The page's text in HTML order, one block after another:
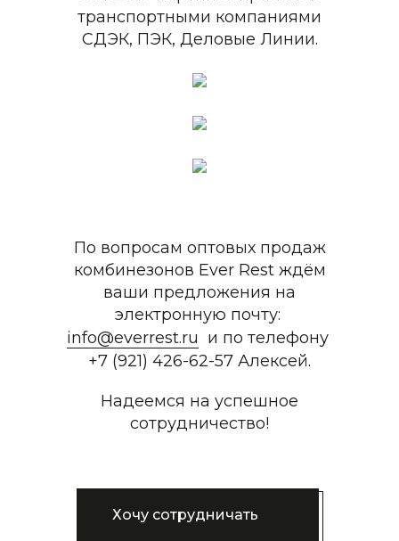
транспортными компаниями
СДЭК, ПЭК, Деловые Линии.
По вопросам оптовых продаж
комбинезонов Ever Rest ждём
ваши предложения на
электронную почту:
info@everrest.ru и по телефону
+7 (921) 426-62-57 Алексей.
Надеемся на успешное
сотрудничество!
Хочу сотрудничать